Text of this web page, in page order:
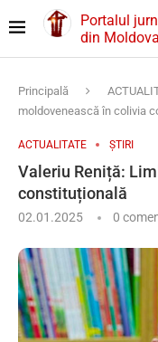
Portalul
din Moldova
Principală
moldovenească în colivia
ACTUALITATE ȘTIRI
Valeriu Reniță:
constituțională
02.01.2025 0